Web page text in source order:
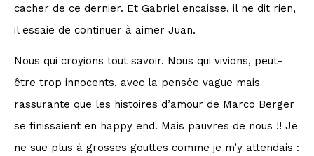
cacher de ce dernier. Et Gabriel encaisse, il ne dit rien,
il essaie de continuer à aimer Juan.
Nous qui croyions tout savoir. Nous qui vivions, peut-
être trop innocents, avec la pensée vague mais
rassurante que les histoires d’amour de Marco Berger
se finissaient en happy end. Mais pauvres de nous !! Je
ne sue plus à grosses gouttes comme je m’y attendais :